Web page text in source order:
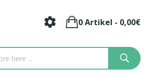
0 Artikel - 0,00€